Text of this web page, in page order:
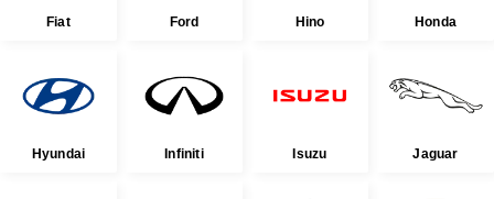
Fiat Ford Hino Honda
Hyundai Infiniti Isuzu Jaguar